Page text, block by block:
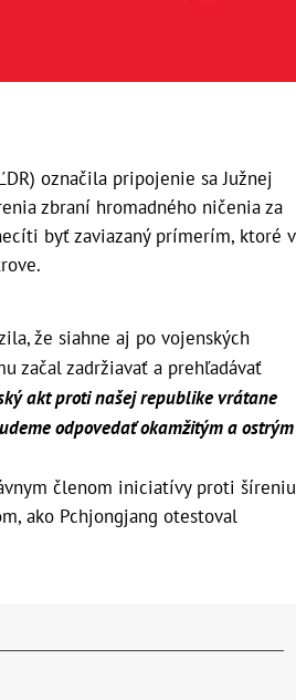
označila pripojenie sa Južnej
zbraní hromadného ničenia za
byť zaviazaný prímerím, ktoré v
že siahne aj po vojenských
začal zadržiavať a prehľadávať
akt proti našej republike vrátane
odpovedať okamžitým a ostrým
členom iniciatívy proti šíreniu
ako Pchjongjang otestoval